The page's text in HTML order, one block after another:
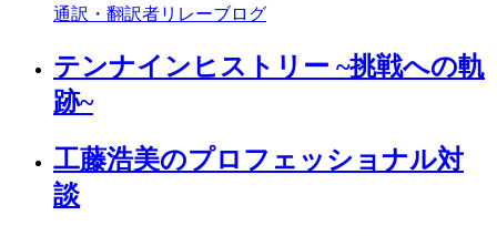
通訳・翻訳者リレーブログ
テンナインヒストリー ~挑戦への軌
跡~
工藤浩美のプロフェッショナル対
談